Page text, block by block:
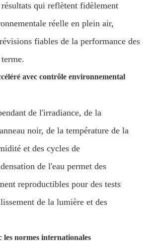
qui reflètent fidèlement
réelle en plein air,
fiables de la performance des
avec contrôle environnemental
de l'irradiance, de la
noir, de la température de la
et des cycles de
de l'eau permet des
reproductibles pour des tests
de la lumière et des
les normes internationales